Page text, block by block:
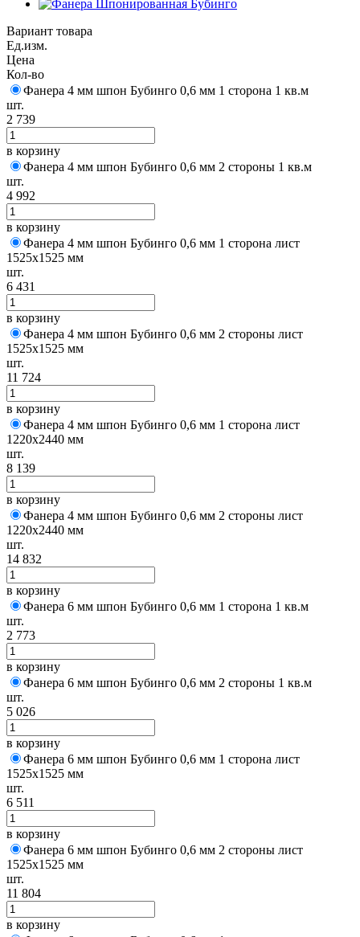
Вариант товара
Ед.изм.
Цена
Кол-во
Фанера 4 мм шпон Бубинго 0,6 мм 1 сторона 1 кв.м
шт.
2 739
в корзину
Фанера 4 мм шпон Бубинго 0,6 мм 2 стороны 1 кв.м
шт.
4 992
в корзину
Фанера 4 мм шпон Бубинго 0,6 мм 1 сторона лист
1525х1525 мм
шт.
6 431
в корзину
Фанера 4 мм шпон Бубинго 0,6 мм 2 стороны лист
1525х1525 мм
шт.
11 724
в корзину
Фанера 4 мм шпон Бубинго 0,6 мм 1 сторона лист
1220х2440 мм
шт.
8 139
в корзину
Фанера 4 мм шпон Бубинго 0,6 мм 2 стороны лист
1220х2440 мм
шт.
14 832
в корзину
Фанера 6 мм шпон Бубинго 0,6 мм 1 сторона 1 кв.м
шт.
2 773
в корзину
Фанера 6 мм шпон Бубинго 0,6 мм 2 стороны 1 кв.м
шт.
5 026
в корзину
Фанера 6 мм шпон Бубинго 0,6 мм 1 сторона лист
1525х1525 мм
шт.
6 511
в корзину
Фанера 6 мм шпон Бубинго 0,6 мм 2 стороны лист
1525х1525 мм
шт.
11 804
в корзину